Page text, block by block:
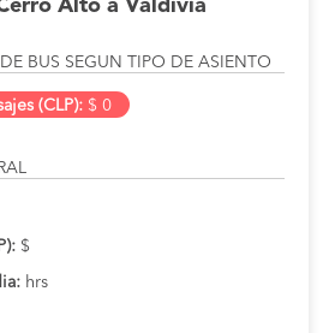
Alto a Valdivia
BUS SEGUN TIPO DE ASIENTO
(CLP): $ 0
$
hrs